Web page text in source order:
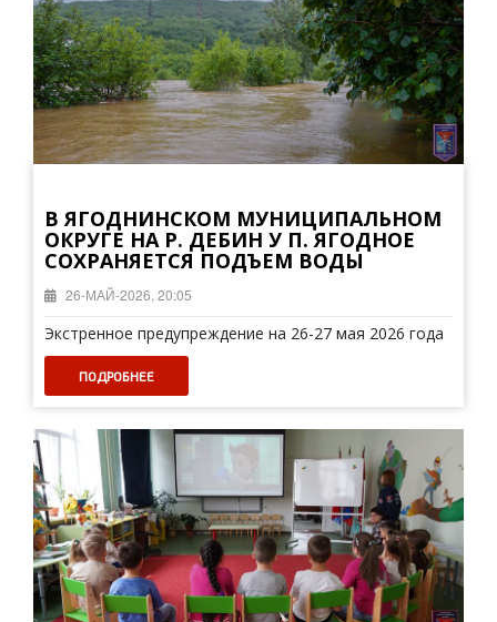
В ЯГОДНИНСКОМ МУНИЦИПАЛЬНОМ
ОКРУГЕ НА Р. ДЕБИН У П. ЯГОДНОЕ
СОХРАНЯЕТСЯ ПОДЪЕМ ВОДЫ
26-МАЙ-2026, 20:05
Экстренное предупреждение на 26-27 мая 2026 года
ПОДРОБНЕЕ